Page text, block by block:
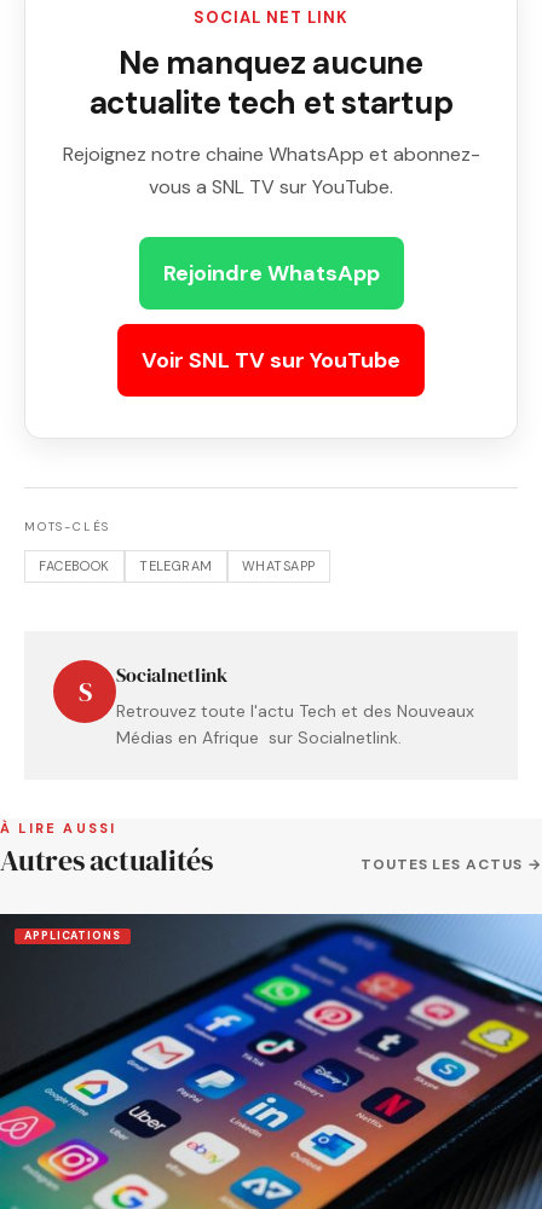
SOCIAL NET LINK
Ne manquez aucune
actualite tech et startup
Rejoignez notre chaine WhatsApp et abonnez-
vous a SNL TV sur YouTube.
Rejoindre WhatsApp
Voir SNL TV sur YouTube
MOTS-CLÉS
FACEBOOK TELEGRAM WHATSAPP
S Socialnetlink
Retrouvez toute l'actu Tech et des Nouveaux
Médias en Afrique sur Socialnetlink.
À LIRE AUSSI
Autres actualités TOUTES LES ACTUS →
APPLICATIONS